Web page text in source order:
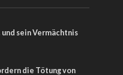
sein Vermächtnis
die Tötung von